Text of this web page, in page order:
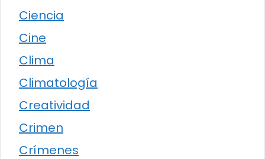
Ciencia
Cine
Clima
Climatología
Creatividad
Crimen
Crímenes